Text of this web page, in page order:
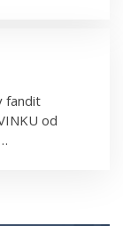
fandit
od